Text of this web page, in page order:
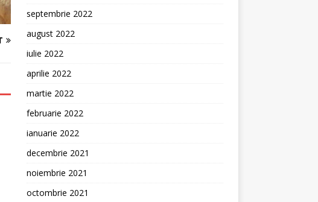
septembrie 2022
august 2022
iulie 2022
aprilie 2022
martie 2022
februarie 2022
ianuarie 2022
decembrie 2021
noiembrie 2021
octombrie 2021